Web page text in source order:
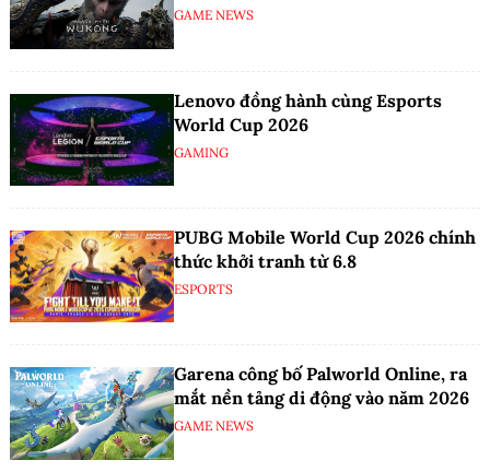
GAME NEWS
Lenovo đồng hành cùng Esports
World Cup 2026
GAMING
PUBG Mobile World Cup 2026 chính
thức khởi tranh từ 6.8
ESPORTS
Garena công bố Palworld Online, ra
mắt nền tảng di động vào năm 2026
GAME NEWS